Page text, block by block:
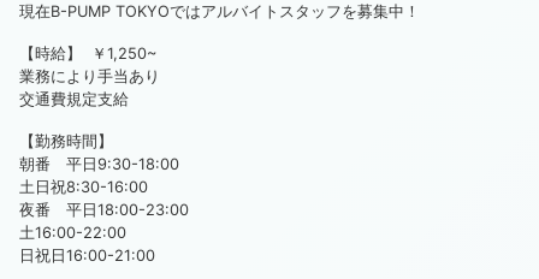
現在B-PUMP TOKYOではアルバイトスタッフを募集中！
【時給】 ￥1,250~
業務により手当あり
交通費規定支給
【勤務時間】
朝番 平日9:30-18:00
土日祝8:30-16:00
夜番 平日18:00-23:00
土16:00-22:00
日祝日16:00-21:00